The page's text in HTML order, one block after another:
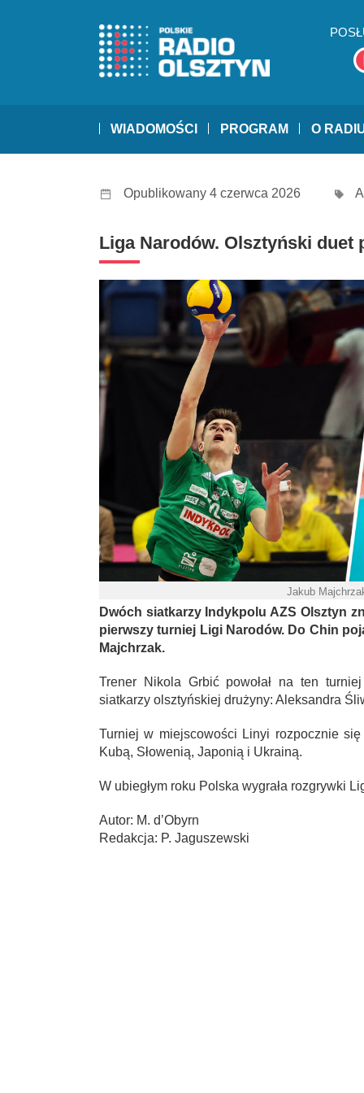
WIADOMOŚCI PROGRAM O
Opublikowany 4 czerwca 2026
Liga Narodów. Olsztyński duet
Jakub
Dwóch siatkarzy Indykpolu AZS Olsztyn
pierwszy turniej Ligi Narodów. Do Chin
Majchrzak.
Trener Nikola Grbić powołał na ten
siatkarzy olsztyńskiej drużyny: Aleksandra
Turniej w miejscowości Linyi rozpocznie
Kubą, Słowenią, Japonią i Ukrainą.
W ubiegłym roku Polska wygrała rozgrywki
Autor: M. d’Obyrn
Redakcja: P. Jaguszewski